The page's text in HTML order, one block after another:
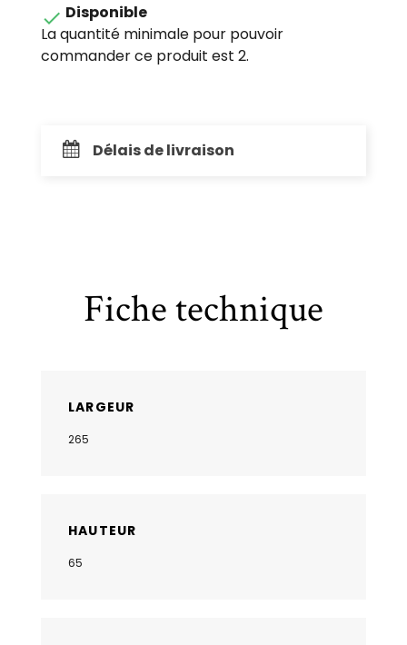
 Disponible
La quantité minimale pour pouvoir
commander ce produit est 2.
Délais de livraison
Fiche technique
LARGEUR
265
HAUTEUR
65